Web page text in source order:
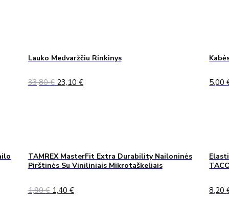
Lauko Medvaržčiu Rinkinys
33,80€ Original
23,10 €Current
5,00
TAMREX MasterFit Extra Durability Nailoninės
Pirštinės Su Viniliniais Mikrotaškeliais
1,90€ Original
1,40 €Current
8,20